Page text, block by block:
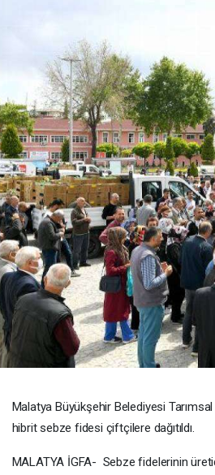
Malatya Büyükşehir Belediyesi
hibrit sebze fidesi çiftçilere dağıtıldı.
MALATYA İGFA- Sebze fidelerinin